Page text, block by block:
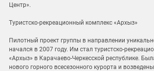
Центр».
Туристско-рекреационный комплекс «Архыз»
Пилотный проект группы в направлении
начался в 2007 году. Им стал туристско-
«Архыз» в Карачаево-Черкесской республике.
нового горного всесезонного курорта и